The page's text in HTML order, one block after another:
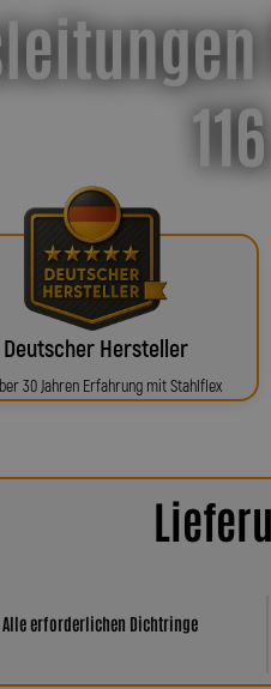
Deutscher Hersteller
30 Jahren Erfahrung mit Stahlflex
Alle erforderlichen Dichtringe